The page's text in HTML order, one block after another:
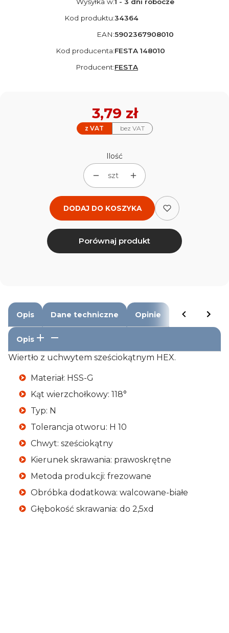
Kod produktu:34364
EAN:5902367908010
Kod producenta:FESTA 148010
Producent:FESTA
z VAT bez VAT
Cena
3,79 zł
Ilość
szt
DODAJ DO KOSZYKA
Porównaj produkt
Opis Dane techniczne Opinie
Opis
Wiertło z uchwytem sześciokątnym HEX.
Materiał: HSS-G
Kąt wierzchołkowy: 118°
Typ: N
Tolerancja otworu: H 10
Chwyt: sześciokątny
Kierunek skrawania: prawoskrętne
Metoda produkcji: frezowane
Obróbka dodatkowa: walcowane-białe
Głębokość skrawania: do 2,5xd